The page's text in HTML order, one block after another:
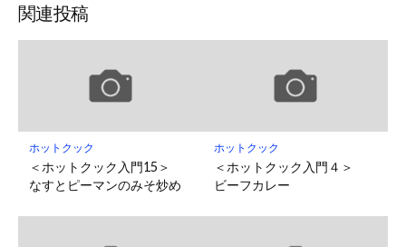
関連投稿
ホットクック
＜ホットクック入門15＞
なすとピーマンのみそ炒め
ホットクック
＜ホットクック入門４＞
ビーフカレー